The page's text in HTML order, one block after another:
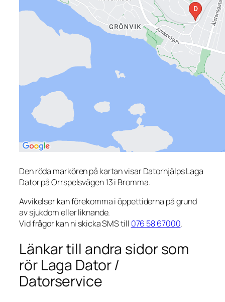
Den röda markören på kartan visar Datorhjälps Laga
Dator på Orrspelsvägen 13 i Bromma.
Avvikelser kan förekomma i öppettiderna på grund
av sjukdom eller liknande.
Vid frågor kan ni skicka SMS till 076 58 67000.
Länkar till andra sidor som
rör Laga Dator /
Datorservice